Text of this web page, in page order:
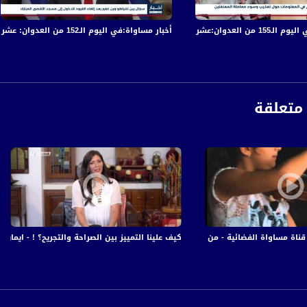
أخبار مساواة:في اليوم الـ152 من العدوان: عشرات الشهداء والجرحى في قصف الاحتلال المتواصل على قطاع غزة قصف الاحتلال المتواصل على قطاع غزة
كيف علينا التمييز بين الصراحة والتجريح؟ ! - ايمان سيرافيم - عنا